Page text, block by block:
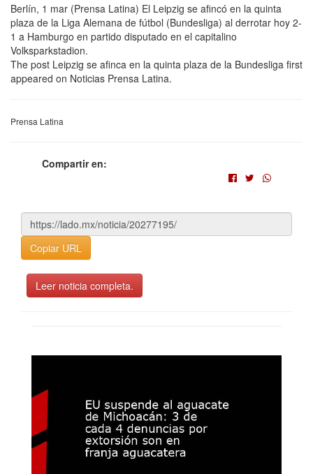
Berlín, 1 mar (Prensa Latina) El Leipzig se afincó en la quinta
plaza de la Liga Alemana de fútbol (Bundesliga) al derrotar hoy 2-
1 a Hamburgo en partido disputado en el capitalino
Volksparkstadion.
The post Leipzig se afinca en la quinta plaza de la Bundesliga first
appeared on Noticias Prensa Latina.
Prensa Latina
Compartir en:
Copiar URL
Leer noticia completa.